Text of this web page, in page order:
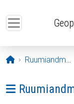
Avaleht
Ruumiandmed
Ava menüü: